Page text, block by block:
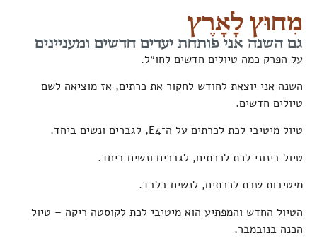
מִחוּץ לָאָרֶץ
גם השנה אני פותחת יעדים חדשים ומעניינים
על הפרק כמה טיולים חדשים לחו״ל.
השנה אני יוצאת לחודש לחקור את כרתים, אז מוציאה לשם
טיולים חדשים.
טיול מיטיבי לכת לכרתים על ה־E4, לגברים ונשים ביחד.
טיול בינוני לכת לכרתים, לגברים ונשים ביחד.
מיטיבות שבת לכרתים, לנשים בלבד.
הטיול החדש והמפתיע הוא מיטיבי לכת לקוסטה ריקה – טיול
הכנה בנובמבר.